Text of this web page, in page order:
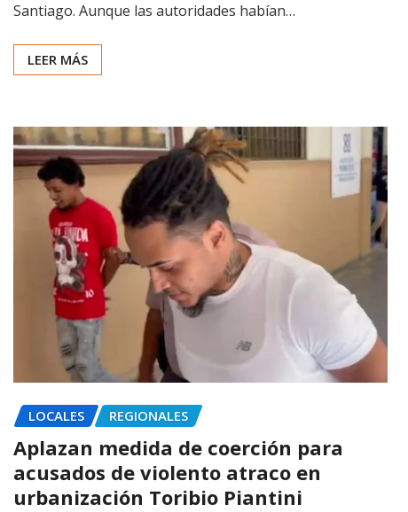
Santiago. Aunque las autoridades habían…
LEER MÁS
LOCALES REGIONALES
Aplazan medida de coerción para
acusados de violento atraco en
urbanización Toribio Piantini